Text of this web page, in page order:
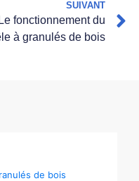
SUIVANT
Le fonctionnement du
à granulés de bois
de bois